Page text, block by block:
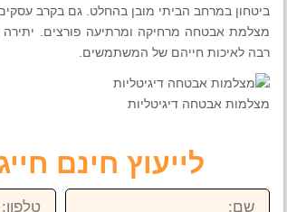
ביטחון במרחב הביתי מובן בהחלט. גם בקרב
מצלמת אבטחה מרחיקה ומרתיעה פורצים.
רבה לאיכות חייהם של המשתמשים.
מצלמות אבטחה דיגיטליות
לייעוץ חינם חייגו
שם: טלפון: